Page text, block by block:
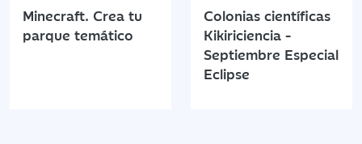
Minecraft. Crea tu
parque temático
Colonias científicas
Kikiriciencia -
Septiembre Especial
Eclipse